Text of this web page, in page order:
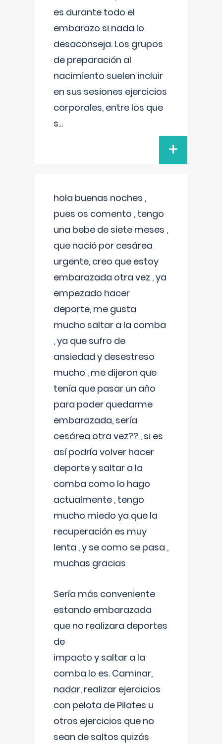
es durante todo el
embarazo si nada lo
desaconseja. Los grupos
de preparación al
nacimiento suelen incluir
en sus sesiones ejercicios
corporales, entre los que
s...
+
hola buenas noches ,
pues os comento , tengo
una bebe de siete meses ,
que nació por cesárea
urgente, creo que estoy
embarazada otra vez , ya
empezado hacer
deporte, me gusta
mucho saltar a la comba
, ya que sufro de
ansiedad y desestreso
mucho , me dijeron que
tenía que pasar un año
para poder quedarme
embarazada, sería
cesárea otra vez?? , si es
así podría volver hacer
deporte y saltar a la
comba como lo hago
actualmente , tengo
mucho miedo ya que la
recuperación es muy
lenta , y se como se pasa ,
muchas gracias
Sería más conveniente
estando embarazada
que no realizara deportes
de
impacto y saltar a la
comba lo es. Caminar,
nadar, realizar ejercicios
con pelota de Pilates u
otros ejercicios que no
sean de saltos quizás